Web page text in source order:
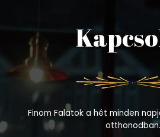
Finom Falatok a hét minden
otthonodban.